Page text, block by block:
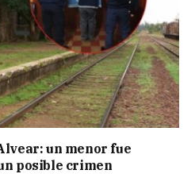
un menor fue
posible crimen